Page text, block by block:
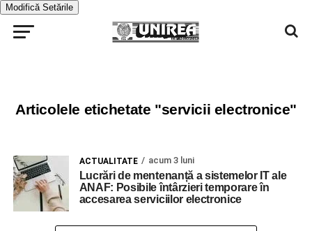
Modifică Setările
Articolele etichetate "servicii electronice"
ACTUALITATE acum 3 luni
Lucrări de mentenanță a sistemelor IT ale
ANAF: Posibile întârzieri temporare în
accesarea serviciilor electronice